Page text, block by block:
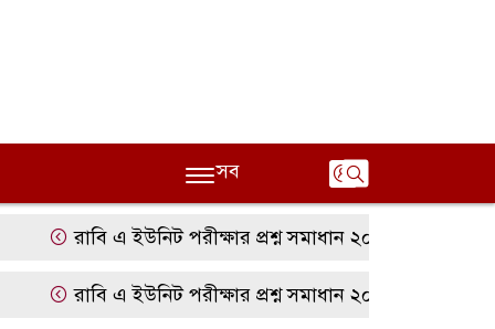
সব
রাবি এ ইউনিট পরীক্ষার প্রশ্ন সমাধান ২০২৫ | RU A Unit
রাবি এ ইউনিট পরীক্ষার প্রশ্ন সমাধান ২০২৫ | RU A Unit